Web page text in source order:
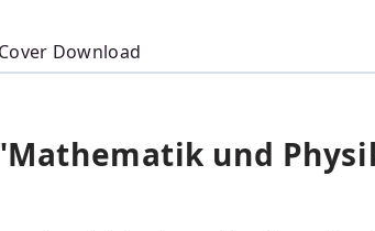
Cover Download
und